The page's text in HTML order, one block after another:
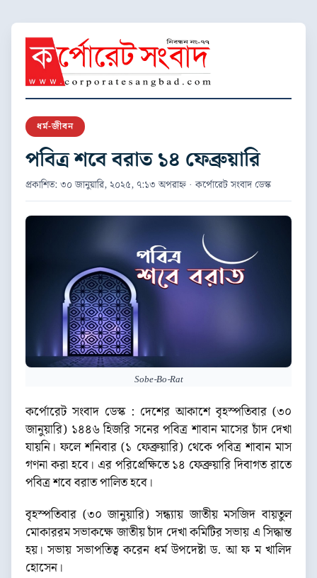
ধর্ম-জীবন
পবিত্র শবে বরাত ১৪ ফেব্রুয়ারি
প্রকাশিত: ৩০ জানুয়ারি, ২০২৫, ৭:১৩ অপরাহ্ন · কর্পোরেট সংবাদ ডেস্ক
Sobe-Bo-Rat
কর্পোরেট সংবাদ ডেস্ক : দেশের আকাশে বৃহস্পতিবার (৩০
জানুয়ারি) ১৪৪৬ হিজরি সনের পবিত্র শাবান মাসের চাঁদ দেখা
যায়নি। ফলে শনিবার (১ ফেব্রুয়ারি) থেকে পবিত্র শাবান মাস
গণনা করা হবে। এর পরিপ্রেক্ষিতে ১৪ ফেব্রুয়ারি দিবাগত রাতে
পবিত্র শবে বরাত পালিত হবে।
বৃহস্পতিবার (৩০ জানুয়ারি) সন্ধ্যায় জাতীয় মসজিদ বায়তুল
মোকাররম সভাকক্ষে জাতীয় চাঁদ দেখা কমিটির সভায় এ সিদ্ধান্ত
হয়। সভায় সভাপতিত্ব করেন ধর্ম উপদেষ্টা ড. আ ফ ম খালিদ
হোসেন।